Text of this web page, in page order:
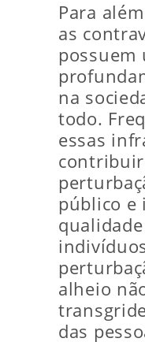
Para
as
possuem
na
todo.
essas
público e
alheio
das